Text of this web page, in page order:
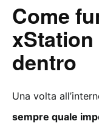
Come
xStation
dentro
Una volta
sempre quale